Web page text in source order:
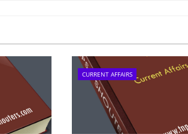
CURRENT AFFAIRS